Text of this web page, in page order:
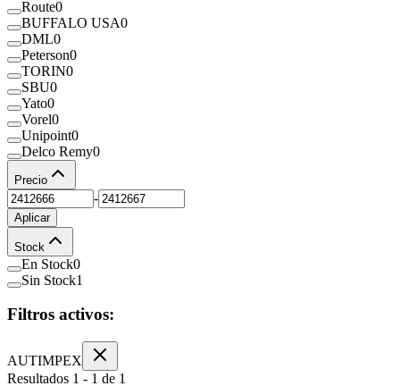
Route0
BUFFALO USA0
DML0
Peterson0
TORIN0
SBU0
Yato0
Vorel0
Unipoint0
Delco Remy0
Precio
-
Aplicar
Stock
En Stock0
Sin Stock1
Filtros activos:
AUTIMPEX
Resultados 1 - 1 de 1